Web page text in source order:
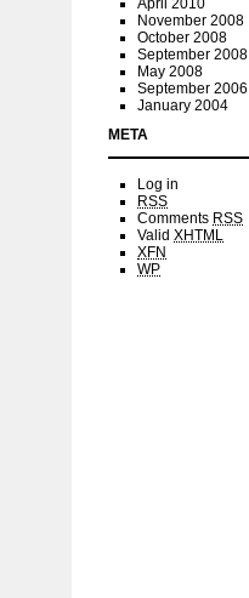
April 2010
November 2008
October 2008
September 2008
May 2008
September 2006
January 2004
META
Log in
RSS
Comments RSS
Valid XHTML
XFN
WP